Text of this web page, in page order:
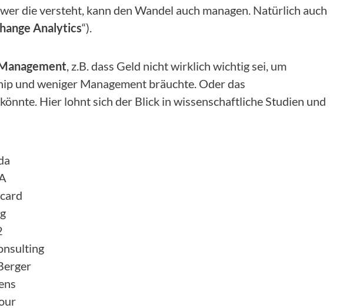
die versteht, kann den Wandel auch managen. Natürlich auch
Analytics“).
, z.B. dass Geld nicht wirklich wichtig sei, um
und weniger Management bräuchte. Oder das
Hier lohnt sich der Blick in wissenschaftliche Studien und